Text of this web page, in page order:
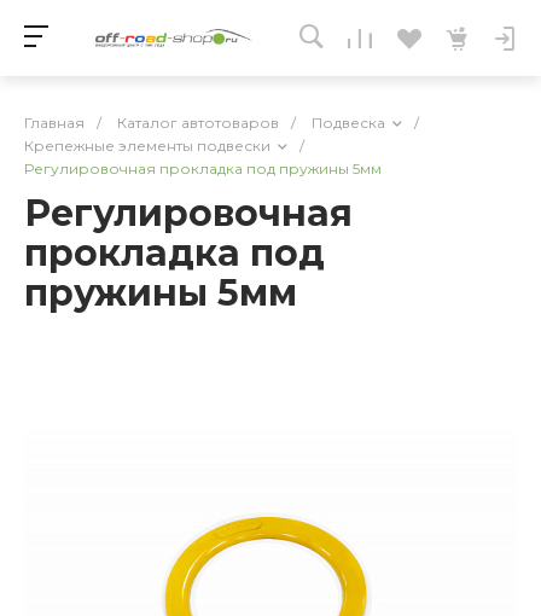
Главная / Каталог автотоваров / Подвеска
/
Крепежные элементы подвески
/
Регулировочная прокладка под пружины 5мм
Регулировочная
прокладка под
пружины 5мм